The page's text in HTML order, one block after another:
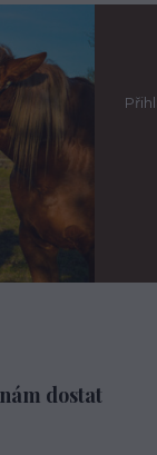
dostat